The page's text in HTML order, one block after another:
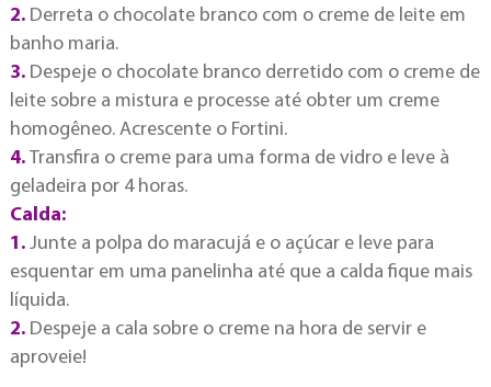
2. Derreta o chocolate branco com o creme de leite em
banho maria.
3. Despeje o chocolate branco derretido com o creme de
leite sobre a mistura e processe até obter um creme
homogêneo. Acrescente o Fortini.
4. Transfira o creme para uma forma de vidro e leve à
geladeira por 4 horas.
Calda:
1. Junte a polpa do maracujá e o açúcar e leve para
esquentar em uma panelinha até que a calda fique mais
líquida.
2. Despeje a cala sobre o creme na hora de servir e
aproveie!